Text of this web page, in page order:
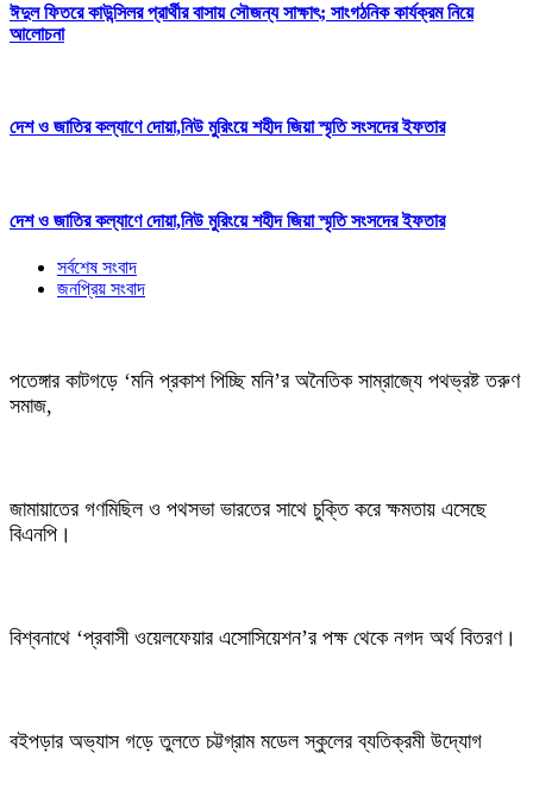
ঈদুল ফিতরে কাউন্সিলর প্রার্থীর বাসায় সৌজন্য সাক্ষাৎ; সাংগঠনিক কার্যক্রম নিয়ে
আলোচনা
দেশ ও জাতির কল্যাণে দোয়া,নিউ মুরিংয়ে শহীদ জিয়া স্মৃতি সংসদের ইফতার
দেশ ও জাতির কল্যাণে দোয়া,নিউ মুরিংয়ে শহীদ জিয়া স্মৃতি সংসদের ইফতার
সর্বশেষ সংবাদ
জনপ্রিয় সংবাদ
পতেঙ্গার কাটগড়ে ‘মনি প্রকাশ পিচ্ছি মনি’র অনৈতিক সাম্রাজ্যে পথভ্রষ্ট তরুণ
সমাজ,
জামায়াতের গণমিছিল ও পথসভা ভারতের সাথে চুক্তি করে ক্ষমতায় এসেছে
বিএনপি।
বিশ্বনাথে ‘প্রবাসী ওয়েলফেয়ার এসোসিয়েশন’র পক্ষ থেকে নগদ অর্থ বিতরণ।
বইপড়ার অভ্যাস গড়ে তুলতে চট্টগ্রাম মডেল স্কুলের ব্যতিক্রমী উদ্যোগ